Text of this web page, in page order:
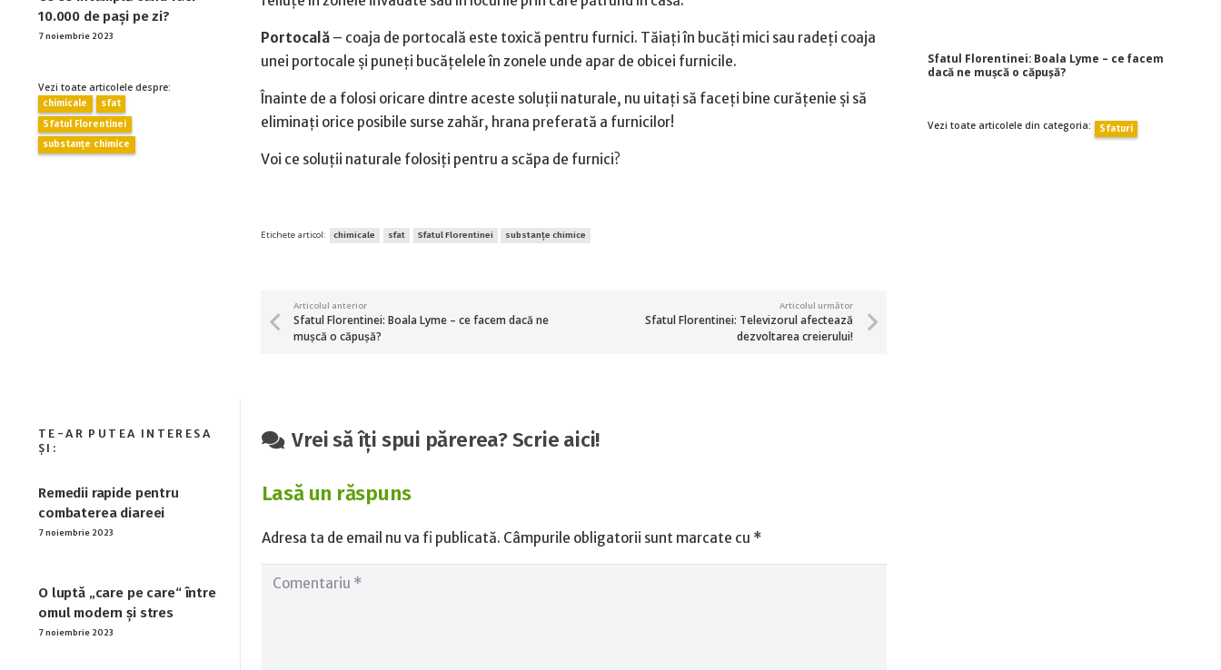
10.000 de pași pe zi?
7 noiembrie 2023
Vezi toate articolele despre:
chimicale
sfat
Sfatul Florentinei
substanțe chimice
Portocală– coaja de portocală este toxică pentru furnici. Tăiați în bucăți mici sau radeți coaja
unei portocale și puneți bucățelele în zonele unde apar de obicei furnicile.
Înainte de a folosi oricare dintre aceste soluții naturale, nu uitați să faceți bine curățenie și să
eliminați orice posibile surse zahăr, hrana preferată a furnicilor!
Voi ce soluții naturale folosiți pentru a scăpa de furnici?
Etichete articol: chimicale sfat Sfatul Florentinei substanțe chimice
Articolul anterior
Sfatul Florentinei: Boala Lyme – ce facem dacă ne
muşcă o căpuşă?
Articolul următor
Sfatul Florentinei: Televizorul afectează
dezvoltarea creierului!
Remedii rapide pentru
combaterea diareei
7 noiembrie 2023
O luptă „care pe care“ între
omul modern și stres
7 noiembrie 2023
Vrei să îți spui părerea? Scrie aici!
Lasă un răspuns
Adresa ta de email nu va fi publicată. Câmpurile obligatorii sunt marcate cu *
Sfatul Florentinei: Boala Lyme – ce facem
dacă ne muşcă o căpuşă?
Vezi toate articolele din categoria: Sfaturi